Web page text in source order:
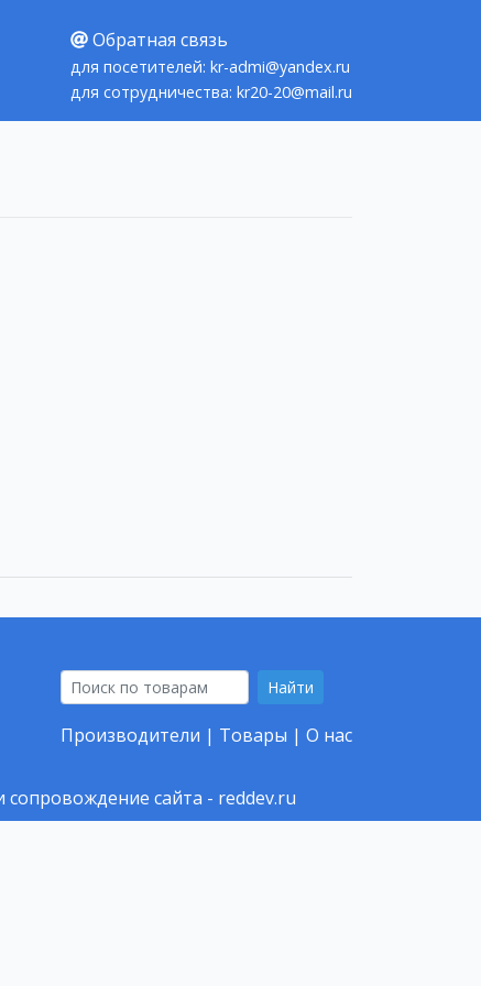
Обратная связь
для посетителей: kr-admi@yandex.ru
для сотрудничества: kr20-20@mail.ru
Найти
Производители | Товары | О нас
сопровождение сайта - reddev.ru